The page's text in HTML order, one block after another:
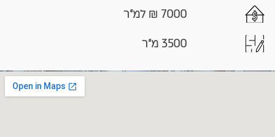
7000 ₪ למ"ר
3500 מ"ר